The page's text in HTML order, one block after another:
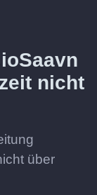
nicht
über